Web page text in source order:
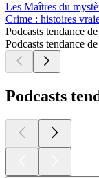
Les Maîtres du
Crime : histoires
Podcasts tendance
Podcasts tendance
Podcasts